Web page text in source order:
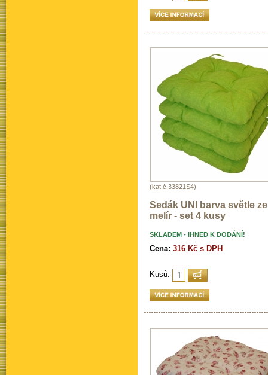
(kat.č.33821S4)
Sedák UNI barva světle
melír - set 4 kusy
SKLADEM - IHNED K DODÁNÍ!
Cena: 316 Kč s DPH
Kusů: